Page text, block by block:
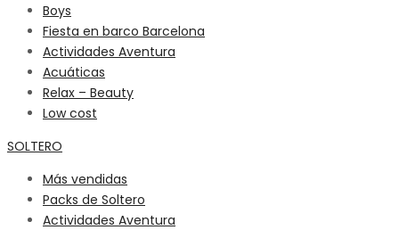
Boys
Fiesta en barco Barcelona
Actividades Aventura
Acuáticas
Relax – Beauty
Low cost
SOLTERO
Más vendidas
Packs de Soltero
Actividades Aventura